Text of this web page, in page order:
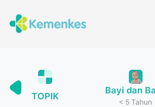
TOPIK
Bayi dan
< 5 Tahun